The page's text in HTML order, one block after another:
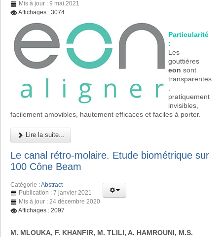
Mis à jour : 9 mai 2021
Affichages : 3074
Particularité
:
Les
gouttières
eon sont
transparentes
,
pratiquement
invisibles,
facilement amovibles, hautement efficaces et faciles à porter.
Lire la suite...
Le canal rétro-molaire. Etude biométrique sur
100 Cône Beam
Catégorie :Abstract
Publication : 7 janvier 2021
Mis à jour : 24 décembre 2020
Affichages : 2097
M. MLOUKA, F. KHANFIR, M. TLILI, A. HAMROUNI, M.S.